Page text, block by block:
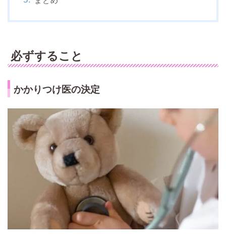
必ずすること
かかりつけ医の決定